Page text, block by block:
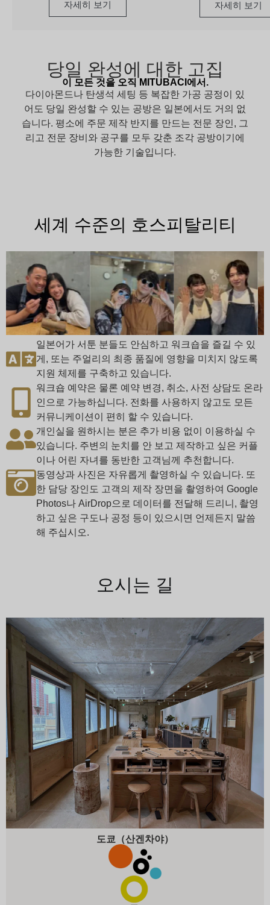
자세히 보기 자세히 보기
당일 완성에 대한 고집
이 모든 것을 오직 MITUBACI에서.
다이아몬드나 탄생석 세팅 등 복잡한 가공 공정이 있
어도 당일 완성할 수 있는 공방은 일본에서도 거의 없
습니다. 평소에 주문 제작 반지를 만드는 전문 장인, 그
리고 전문 장비와 공구를 모두 갖춘 조각 공방이기에
가능한 기술입니다.
세계 수준의 호스피탈리티
일본어가 서툰 분들도 안심하고 워크숍을 즐길 수 있
게, 또는 주얼리의 최종 품질에 영향을 미치지 않도록
지원 체제를 구축하고 있습니다.
워크숍 예약은 물론 예약 변경, 취소, 사전 상담도 온라
인으로 가능하십니다. 전화를 사용하지 않고도 모든
커뮤니케이션이 편히 할 수 있습니다.
개인실을 원하시는 분은 추가 비용 없이 이용하실 수
있습니다. 주변의 눈치를 안 보고 제작하고 싶은 커플
이나 어린 자녀를 동반한 고객님께 추천합니다.
동영상과 사진은 자유롭게 촬영하실 수 있습니다. 또
한 담당 장인도 고객의 제작 장면을 촬영하여 Google
Photos나 AirDrop으로 데이터를 전달해 드리니, 촬영
하고 싶은 구도나 공정 등이 있으시면 언제든지 말씀
해 주십시오.
오시는 길
도쿄（산겐차야）